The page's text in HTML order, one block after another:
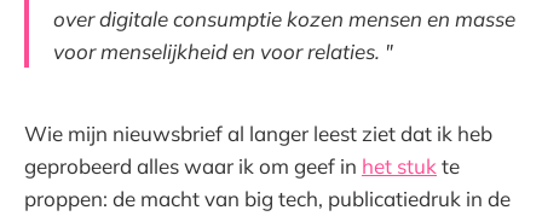
over digitale consumptie kozen mensen en masse
voor menselijkheid en voor relaties. "
Wie mijn nieuwsbrief al langer leest ziet dat ik heb
geprobeerd alles waar ik om geef in het stuk te
proppen: de macht van big tech, publicatiedruk in de